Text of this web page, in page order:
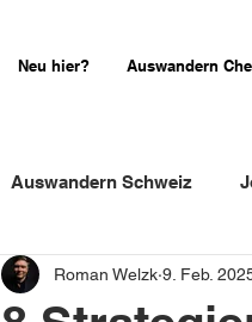
Neu hier? Auswandern
Auswandern Schweiz
Schweiz
Roman Welzk 9. Feb.